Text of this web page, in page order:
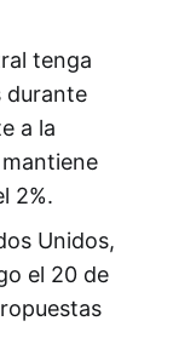
tenga
durante
a la
2%.
Unidos,
el 20 de